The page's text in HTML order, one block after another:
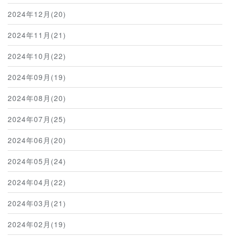
2024年12月(20)
2024年11月(21)
2024年10月(22)
2024年09月(19)
2024年08月(20)
2024年07月(25)
2024年06月(20)
2024年05月(24)
2024年04月(22)
2024年03月(21)
2024年02月(19)